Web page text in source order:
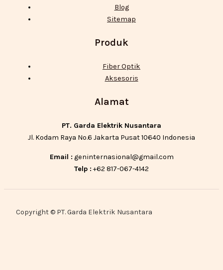
Blog
Sitemap
Produk
Fiber Optik
Aksesoris
Alamat
PT. Garda Elektrik Nusantara
Jl. Kodam Raya No.6 Jakarta Pusat 10640 Indonesia
Email : geninternasional@gmail.com
Telp :+62 817-067-4142
Copyright © PT. Garda Elektrik Nusantara